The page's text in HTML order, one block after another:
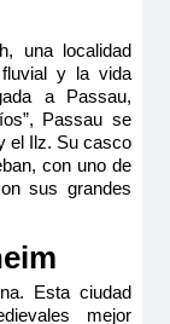
una localidad
fluvial y la vida
a Passau,
Passau se
el Ilz. Su casco
con uno de
sus grandes
Esta ciudad
mejor